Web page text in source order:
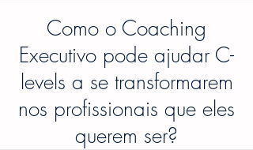
Como o Coaching
Executivo pode ajudar C-
levels a se transformarem
nos profissionais que eles
querem ser?